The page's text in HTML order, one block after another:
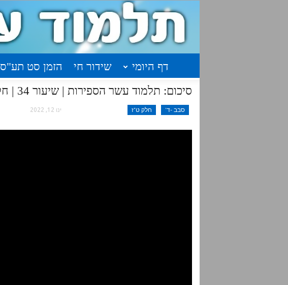
דף היומי שידור חי הזמן סט תע"ס
סיכום: תלמוד עשר הספירות | שיעור 34 | חלק ט"ז | עמודים א'תתקנ"ב-תתקנ"ג
סבב -ד' חלק ט"ז ינו 12, 2022